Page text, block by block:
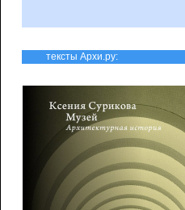
тексты Архи.ру: